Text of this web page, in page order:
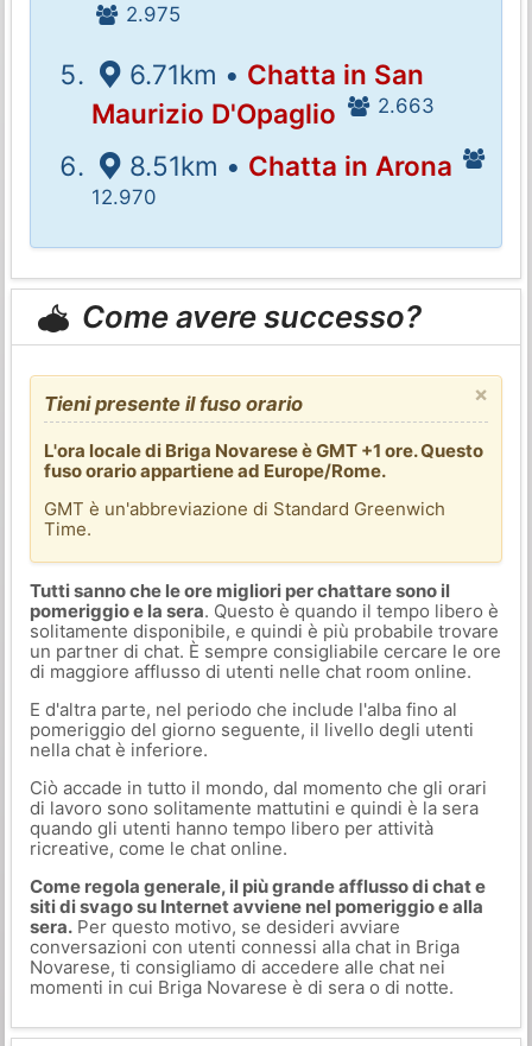
2.975
6.71km • Chatta in San
Maurizio D'Opaglio
2.663
8.51km • Chatta in Arona
12.970
Come avere successo?
×
Tieni presente il fuso orario
L'ora locale di Briga Novarese è GMT +1 ore. Questo
fuso orario appartiene ad Europe/Rome.
GMT è un'abbreviazione di Standard Greenwich
Time.
Tutti sanno che le ore migliori per chattare sono il
pomeriggio e la sera. Questo è quando il tempo libero è
solitamente disponibile, e quindi è più probabile trovare
un partner di chat. È sempre consigliabile cercare le ore
di maggiore afflusso di utenti nelle chat room online.
E d'altra parte, nel periodo che include l'alba fino al
pomeriggio del giorno seguente, il livello degli utenti
nella chat è inferiore.
Ciò accade in tutto il mondo, dal momento che gli orari
di lavoro sono solitamente mattutini e quindi è la sera
quando gli utenti hanno tempo libero per attività
ricreative, come le chat online.
Come regola generale, il più grande afflusso di chat e
siti di svago su Internet avviene nel pomeriggio e alla
sera.Per questo motivo, se desideri avviare
conversazioni con utenti connessi alla chat in Briga
Novarese, ti consigliamo di accedere alle chat nei
momenti in cui Briga Novarese è di sera o di notte.